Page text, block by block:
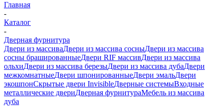
Главная
-
Каталог
-
Дверная фурнитура
Двери из массиваДвери из массива сосныДвери из массива
сосны брашированныеДвери RIF массивДвери из массива
ольхиДвери из массива березыДвери из массива дубаДвери
межкомнатныеДвери шпонированныеДвери эмальДвери
экошпонСкрытые двери InvisibleДверные системыВходные
металлические двериДверная фурнитураМебель из массива
дуба